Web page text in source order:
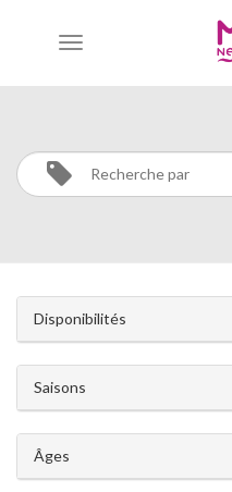
Toggle
Activités
Disponibilités
Saisons
Âges